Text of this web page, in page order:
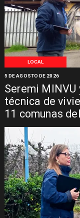
LOCAL
Seremi MINVU
técnica de
11 comunas
5 DE AGOSTO DE 2026